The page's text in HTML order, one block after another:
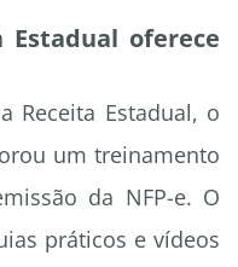
Estadual oferece
Receita Estadual, o
um treinamento
da NFP-e. O
práticos e vídeos